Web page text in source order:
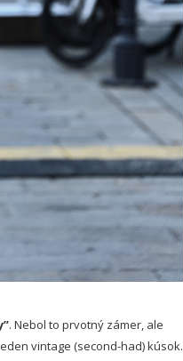
. Nebol to prvotný zámer, ale
vintage (second-had) kúsok.